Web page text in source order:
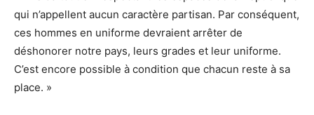
qui n’appellent aucun caractère partisan. Par conséquent,
ces hommes en uniforme devraient arrêter de
déshonorer notre pays, leurs grades et leur uniforme.
C’est encore possible à condition que chacun reste à sa
place. »